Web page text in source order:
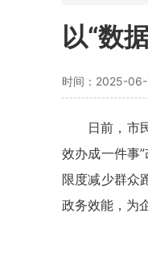
以“数
时间：2025-
日前，市
效办成一件事
限度减少群众
政务效能，为